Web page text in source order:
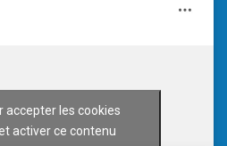
accepter les cookies
activer ce contenu